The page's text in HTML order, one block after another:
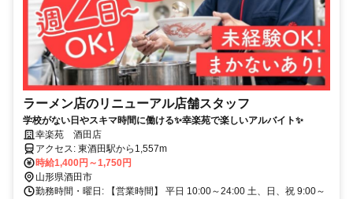
ラーメン店のリニューアル店舗スタッフ
学校がない日やスキマ時間に働ける✨幸楽苑で楽しいアルバイト✨
幸楽苑 酒田店
アクセス: 東酒田駅から1,557m
時給1,400円～1,750円
山形県酒田市
勤務時間・曜日: 【営業時間】 平日 10:00～24:00 土、日、祝 9:00～